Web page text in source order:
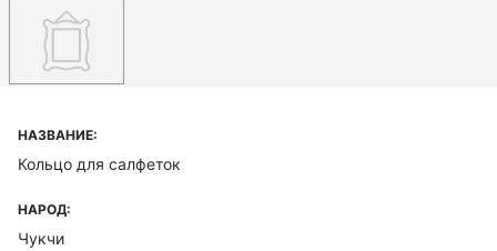
НАЗВАНИЕ:
Кольцо для салфеток
НАРОД:
Чукчи